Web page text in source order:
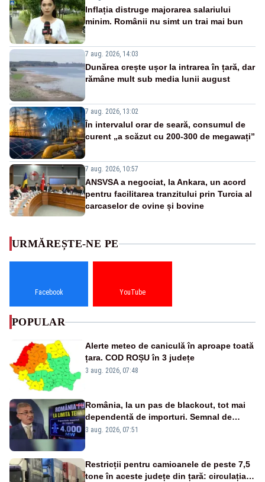
Inflația distruge majorarea salariului
minim. Românii nu simt un trai mai bun
7 aug. 2026, 14:03
Dunărea crește ușor la intrarea în țară, dar
rămâne mult sub media lunii august
7 aug. 2026, 13:02
În intervalul orar de seară, consumul de
curent „a scăzut cu 200-300 de megawați”
7 aug. 2026, 10:57
ANSVSA a negociat, la Ankara, un acord
pentru facilitarea tranzitului prin Turcia al
carcaselor de ovine și bovine
URMĂREȘTE-NE PE
Facebook YouTube
POPULAR
Alerte meteo de caniculă în aproape toată
țara. COD ROȘU în 3 județe
3 aug. 2026, 07:48
România, la un pas de blackout, tot mai
dependentă de importuri. Semnal de
alarmă tras de un expert în energie
3 aug. 2026, 07:51
Restricții pentru camioanele de peste 7,5
tone în aceste județe din țară: circulația